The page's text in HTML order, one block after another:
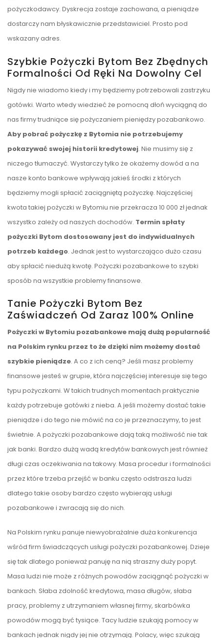
pożyczkodawcy. Dyskrecja zostaje zachowana, a pieniądze
dostarczy nam błyskawicznie przedstawiciel. Prosto pod
wskazany adres.
Szybkie Pożyczki Bytom Bez Zbędnych
Formalności Od Ręki Na Dowolny Cel
Nigdy nie wiadomo kiedy i my będziemy potrzebowali zastrzyku
gotówki. Warto wtedy wiedzieć że pomocną dłoń wyciągną do
nas firmy trudniące się pożyczaniem pieniędzy pozabankowo.
Aby pobrać pożyczkę z Bytomia nie potrzebujemy
pokazywać swojej historii kredytowej. Nie musimy się z
niczego tłumaczyć. Wystarczy tylko że okażemy dowód a na
nasze konto bankowe wpływają jakieś środki z których
będziemy mogli spłacić zaciągniętą pożyczkę. Najczęściej
kwota takiej pożyczki w Bytomiu nie przekracza 10 000 zł jednak
wszystko zależy od naszych dochodów. Termin spłaty
pożyczki Bytom dostosowany jest do indywidualnych
potrzeb każdego. Jednak jest to wystarczająco dużo czasu
aby spłacić niedużą kwotę. Pożyczki pozabankowe to szybki
sposób na wszystkie problemy finansowe.
Tanie Pożyczki Bytom Bez
Zaświadczeń Od Zaraz 100% Online
Pożyczki w Bytomiu pozabankowe mają dużą popularność
na Polskim rynku przez to że dzięki nim możemy dostać
szybkie pieniądze. A co z ich ceną? Jeśli masz problemy
finansowe jesteś w grupie, która najczęściej interesuje się tego
typu pożyczkami. W takich trudnych momentach praktycznie
każdy potrzebuje gotówki z nieba. A jeśli możemy dostać takie
pieniądze i do tego nie mówić na co je przeznaczymy, to jest
świetnie. A pożyczki pozabankowe dają taką możliwość nie tak
jak banki. Bardzo dużą wadą kredytów bankowych jest również
długi czas oczekiwania na takowy. Masa procedur i formalności
przez które trzeba przejść w banku często odstrasza ludzi
dlatego takie osoby bardzo często wybierają usługi
pozabankowe i zwracają się do nich.
Na Polskim rynku panuje niewyobrażalnie duża konkurencja
wśród firm świadczących usługi pożyczki pozabankowej. Dzieje
się tak dlatego ponieważ panuję na nią straszny duży popyt.
Masa ludzi nie może z różnych powodów zaciągnąć pożyczki w
bankach. Słaba zdolność kredytowa, masa długów, słaba
pracy, problemy z utrzymaniem własnej firmy, skarbówka
powodów mogą być tysiące. Tacy ludzie szukają pomocy w
bankach jednak nigdy jej nie otrzymają. Polacy, więc szukają